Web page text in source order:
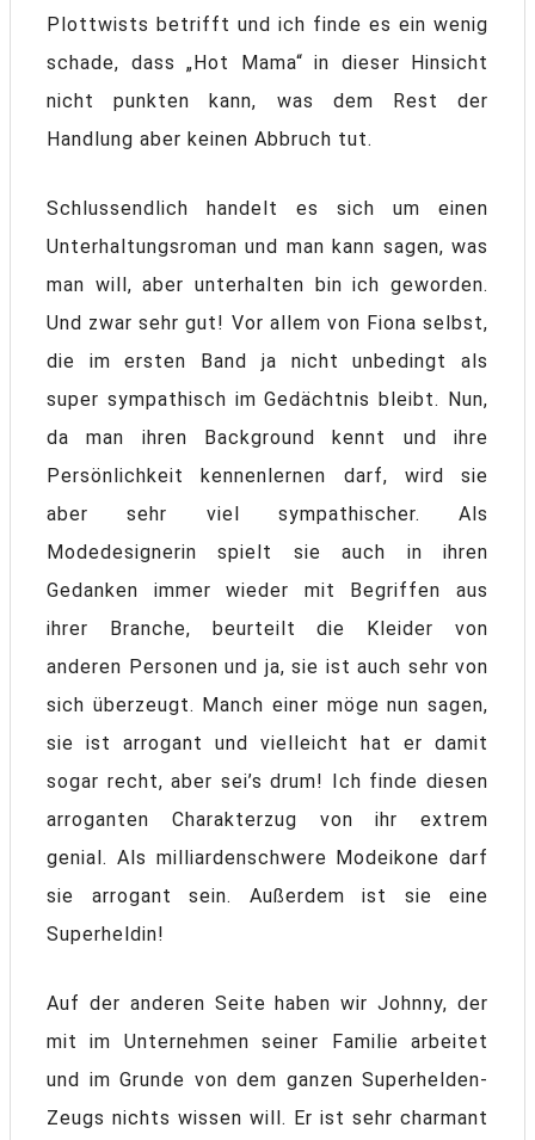
Plottwists betrifft und ich finde es ein wenig
schade, dass „Hot Mama“ in dieser Hinsicht
nicht punkten kann, was dem Rest der
Handlung aber keinen Abbruch tut.
Schlussendlich handelt es sich um einen
Unterhaltungsroman und man kann sagen, was
man will, aber unterhalten bin ich geworden.
Und zwar sehr gut! Vor allem von Fiona selbst,
die im ersten Band ja nicht unbedingt als
super sympathisch im Gedächtnis bleibt. Nun,
da man ihren Background kennt und ihre
Persönlichkeit kennenlernen darf, wird sie
aber sehr viel sympathischer. Als
Modedesignerin spielt sie auch in ihren
Gedanken immer wieder mit Begriffen aus
ihrer Branche, beurteilt die Kleider von
anderen Personen und ja, sie ist auch sehr von
sich überzeugt. Manch einer möge nun sagen,
sie ist arrogant und vielleicht hat er damit
sogar recht, aber sei’s drum! Ich finde diesen
arroganten Charakterzug von ihr extrem
genial. Als milliardenschwere Modeikone darf
sie arrogant sein. Außerdem ist sie eine
Superheldin!
Auf der anderen Seite haben wir Johnny, der
mit im Unternehmen seiner Familie arbeitet
und im Grunde von dem ganzen Superhelden-
Zeugs nichts wissen will. Er ist sehr charmant